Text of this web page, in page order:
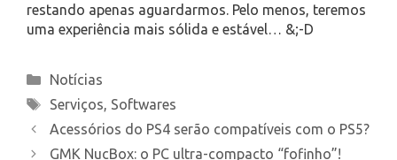
restando apenas aguardarmos. Pelo menos, teremos
uma experiência mais sólida e estável… &;-D
Categories
Notícias
Tags
Serviços, Softwares
Acessórios do PS4 serão compatíveis com o PS5?
GMK NucBox: o PC ultra-compacto “fofinho”!